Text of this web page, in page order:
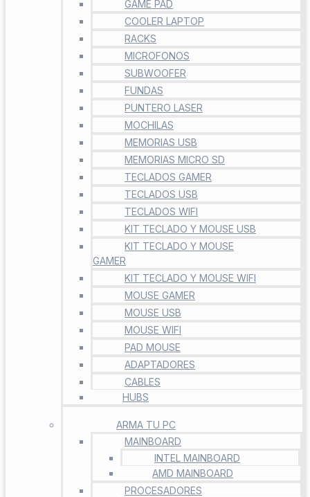
GAME PAD
COOLER LAPTOP
RACKS
MICROFONOS
SUBWOOFER
FUNDAS
PUNTERO LASER
MOCHILAS
MEMORIAS USB
MEMORIAS MICRO SD
TECLADOS GAMER
TECLADOS USB
TECLADOS WIFI
KIT TECLADO Y MOUSE USB
KIT TECLADO Y MOUSE
GAMER
KIT TECLADO Y MOUSE WIFI
MOUSE GAMER
MOUSE USB
MOUSE WIFI
PAD MOUSE
ADAPTADORES
CABLES
HUBS
ARMA TU PC
MAINBOARD
INTEL MAINBOARD
AMD MAINBOARD
PROCESADORES